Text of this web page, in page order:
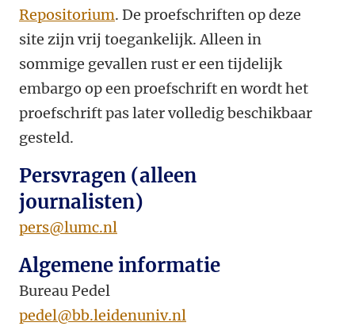
Repositorium. De proefschriften op deze
site zijn vrij toegankelijk. Alleen in
sommige gevallen rust er een tijdelijk
embargo op een proefschrift en wordt het
proefschrift pas later volledig beschikbaar
gesteld.
Persvragen (alleen
journalisten)
pers@lumc.nl
Algemene informatie
Bureau Pedel
pedel@bb.leidenuniv.nl